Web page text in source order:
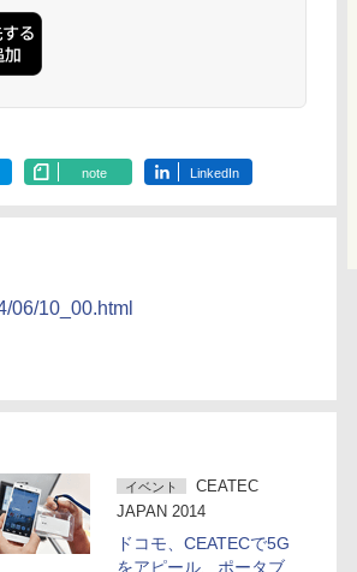
note LinkedIn
06/10_00.html
イベント
CEATEC
JAPAN 2014
ドコモ、CEATECで5G
をアピール、ポータブ